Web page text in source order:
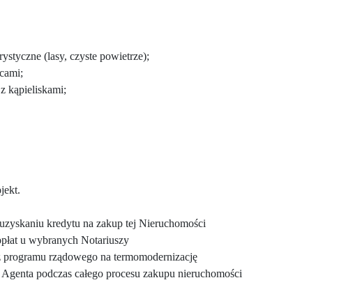
(lasy, czyste powietrze);
kąpieliskami;
kredytu na zakup tej Nieruchomości
u wybranych Notariuszy
rządowego na termomodernizację
podczas całego procesu zakupu nieruchomości